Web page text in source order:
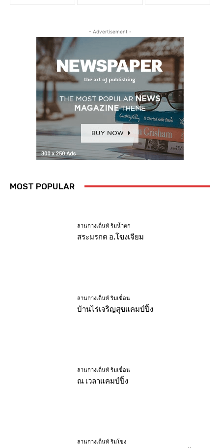
- Advertisement -
MOST POPULAR
ลานกางเต็นท์ ริมน้ำตก
สระมรกต อ.โขงเจียม
ลานกางเต็นท์ ริมเขื่อน
บ้านไร่เจริญสุขแคมป์ปิ้ง
ลานกางเต็นท์ ริมเขื่อน
ณ เวลาแคมป์ปิ้ง
ลานกางเต็นท์ ริมโขง